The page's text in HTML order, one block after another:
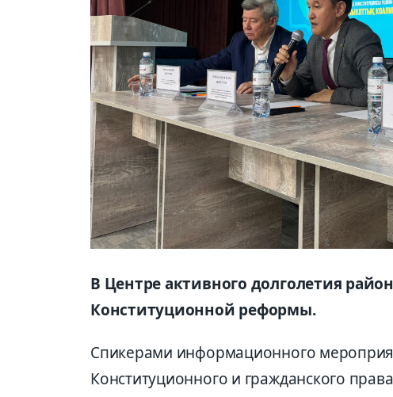
В Центре активного долголетия
Конституционной реформы.
Спикерами информационного
Конституционного и гражданского